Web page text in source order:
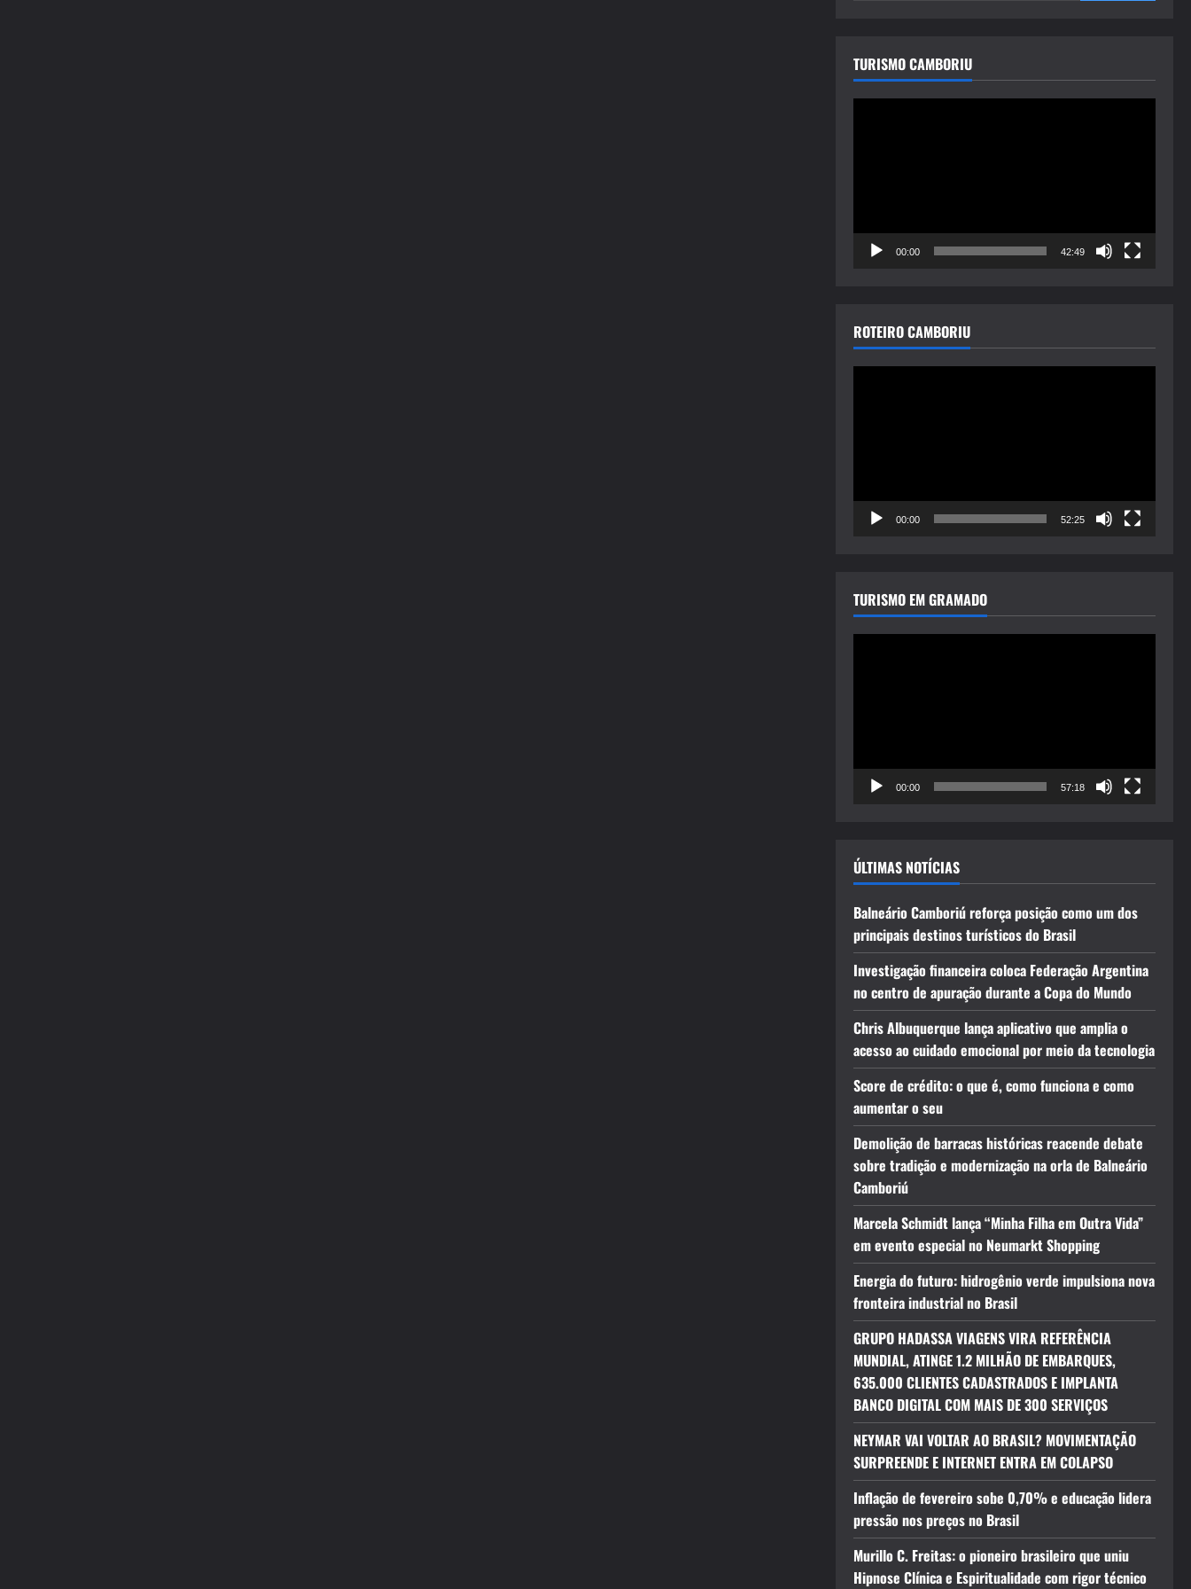
TURISMO CAMBORIU
00:00 42:49
ROTEIRO CAMBORIU
00:00 52:25
TURISMO EM GRAMADO
00:00 57:18
ÚLTIMAS NOTÍCIAS
Balneário Camboriú reforça posição como um dos
principais destinos turísticos do Brasil
Investigação financeira coloca Federação Argentina
no centro de apuração durante a Copa do Mundo
Chris Albuquerque lança aplicativo que amplia o
acesso ao cuidado emocional por meio da tecnologia
Score de crédito: o que é, como funciona e como
aumentar o seu
Demolição de barracas históricas reacende debate
sobre tradição e modernização na orla de Balneário
Camboriú
Marcela Schmidt lança “Minha Filha em Outra Vida”
em evento especial no Neumarkt Shopping
Energia do futuro: hidrogênio verde impulsiona nova
fronteira industrial no Brasil
GRUPO HADASSA VIAGENS VIRA REFERÊNCIA
MUNDIAL, ATINGE 1.2 MILHÃO DE EMBARQUES,
635.000 CLIENTES CADASTRADOS E IMPLANTA
BANCO DIGITAL COM MAIS DE 300 SERVIÇOS
NEYMAR VAI VOLTAR AO BRASIL? MOVIMENTAÇÃO
SURPREENDE E INTERNET ENTRA EM COLAPSO
Inflação de fevereiro sobe 0,70% e educação lidera
pressão nos preços no Brasil
Murillo C. Freitas: o pioneiro brasileiro que uniu
Hipnose Clínica e Espiritualidade com rigor técnico